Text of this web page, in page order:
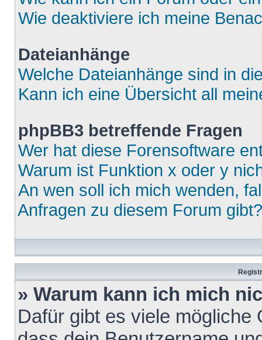
Wie deaktiviere ich meine
Dateianhänge
Welche Dateianhänge sind in
Kann ich eine Übersicht all
phpBB3 betreffende Fragen
Wer hat diese Forensoftware
Warum ist Funktion x oder y
An wen soll ich mich wenden,
Anfragen zu diesem Forum gibt?
» Warum kann ich mich
Dafür gibt es viele